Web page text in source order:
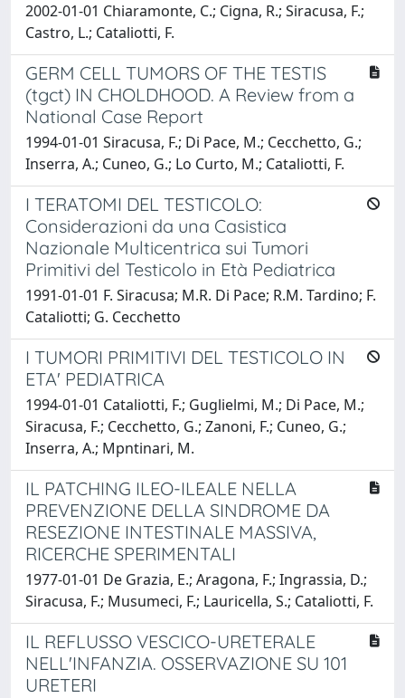
2002-01-01 Chiaramonte, C.; Cigna, R.; Siracusa, F.;
Castro, L.; Cataliotti, F.
GERM CELL TUMORS OF THE TESTIS
(tgct) IN CHOLDHOOD. A Review from a
National Case Report
1994-01-01 Siracusa, F.; Di Pace, M.; Cecchetto, G.;
Inserra, A.; Cuneo, G.; Lo Curto, M.; Cataliotti, F.
I TERATOMI DEL TESTICOLO:
Considerazioni da una Casistica
Nazionale Multicentrica sui Tumori
Primitivi del Testicolo in Età Pediatrica
1991-01-01 F. Siracusa; M.R. Di Pace; R.M. Tardino; F.
Cataliotti; G. Cecchetto
I TUMORI PRIMITIVI DEL TESTICOLO IN
ETA' PEDIATRICA
1994-01-01 Cataliotti, F.; Guglielmi, M.; Di Pace, M.;
Siracusa, F.; Cecchetto, G.; Zanoni, F.; Cuneo, G.;
Inserra, A.; Mpntinari, M.
IL PATCHING ILEO-ILEALE NELLA
PREVENZIONE DELLA SINDROME DA
RESEZIONE INTESTINALE MASSIVA,
RICERCHE SPERIMENTALI
1977-01-01 De Grazia, E.; Aragona, F.; Ingrassia, D.;
Siracusa, F.; Musumeci, F.; Lauricella, S.; Cataliotti, F.
IL REFLUSSO VESCICO-URETERALE
NELL'INFANZIA. OSSERVAZIONE SU 101
URETERI